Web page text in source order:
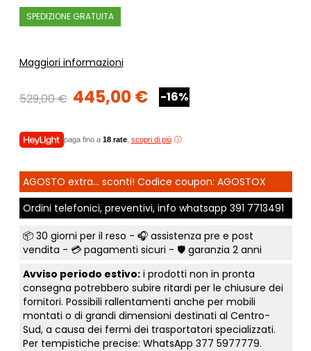
SPEDIZIONE GRATUITA
Maggiori informazioni
529,00 € 445,00 € -16%
paga fino a 18 rate, scopri di più
AGOSTO extra... sconti! Codice coupon: AGOSTOX
Ordini telefonici, preventivi, info whatsapp 391 7713491
📦 30 giorni per il reso - 🎧 assistenza pre e post
vendita - 💳 pagamenti sicuri - 🛡️ garanzia 2 anni
Avviso periodo estivo:i prodotti non in pronta
consegna potrebbero subire ritardi per le chiusure dei
fornitori. Possibili rallentamenti anche per mobili
montati o di grandi dimensioni destinati al Centro-
Sud, a causa dei fermi dei trasportatori specializzati.
Per tempistiche precise: WhatsApp 377 5977779.